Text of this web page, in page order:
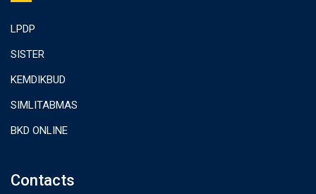
LPDP
SISTER
KEMDIKBUD
SIMLITABMAS
BKD ONLINE
Contacts